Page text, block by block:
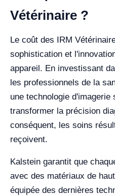
Vétérinaire ?
Le coût des IRM
sophistication et
appareil. En investissant
les professionnels de la
une technologie d'imagerie
transformer la précision
conséquent, les soins
reçoivent.
Kalstein garantit que
avec des matériaux de
équipée des dernières